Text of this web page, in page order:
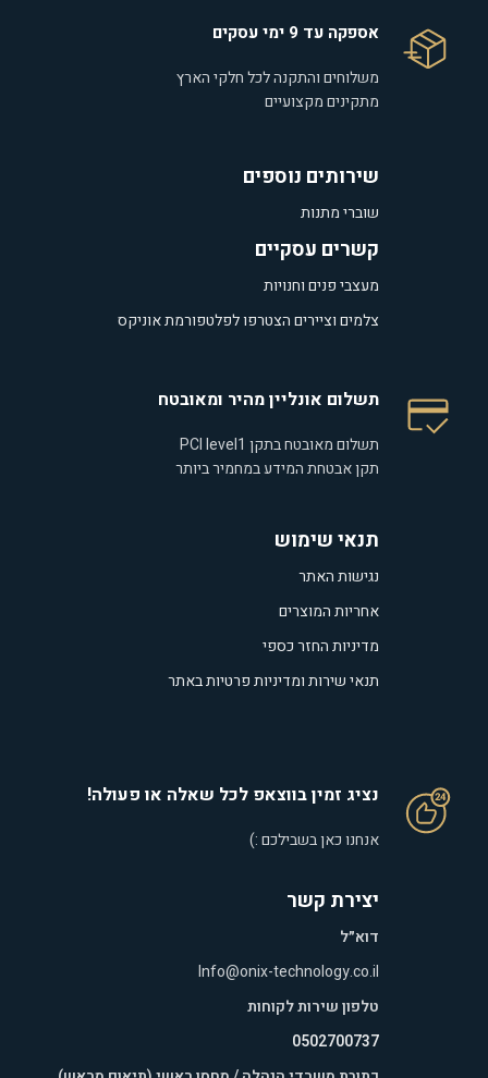
אספקה עד 9 ימי עסקים
משלוחים והתקנה לכל חלקי הארץ
מתקינים מקצועיים
שירותים נוספים
שוברי מתנות
קשרים עסקיים
מעצבי פנים וחנויות
צלמים וציירים הצטרפו לפלטפורמת אוניקס
תשלום אונליין מהיר ומאובטח
תשלום מאובטח בתקן PCI level1
תקן אבטחת המידע במחמיר ביותר
תנאי שימוש
נגישות האתר
אחריות המוצרים
מדיניות החזר כספי
תנאי שירות ומדיניות פרטיות באתר
נציג זמין בווצאפ לכל שאלה או פעולה!
אנחנו כאן בשבילכם :)
יצירת קשר
דוא״ל
Info@onix-technology.co.il
טלפון שירות לקוחות
0502700737